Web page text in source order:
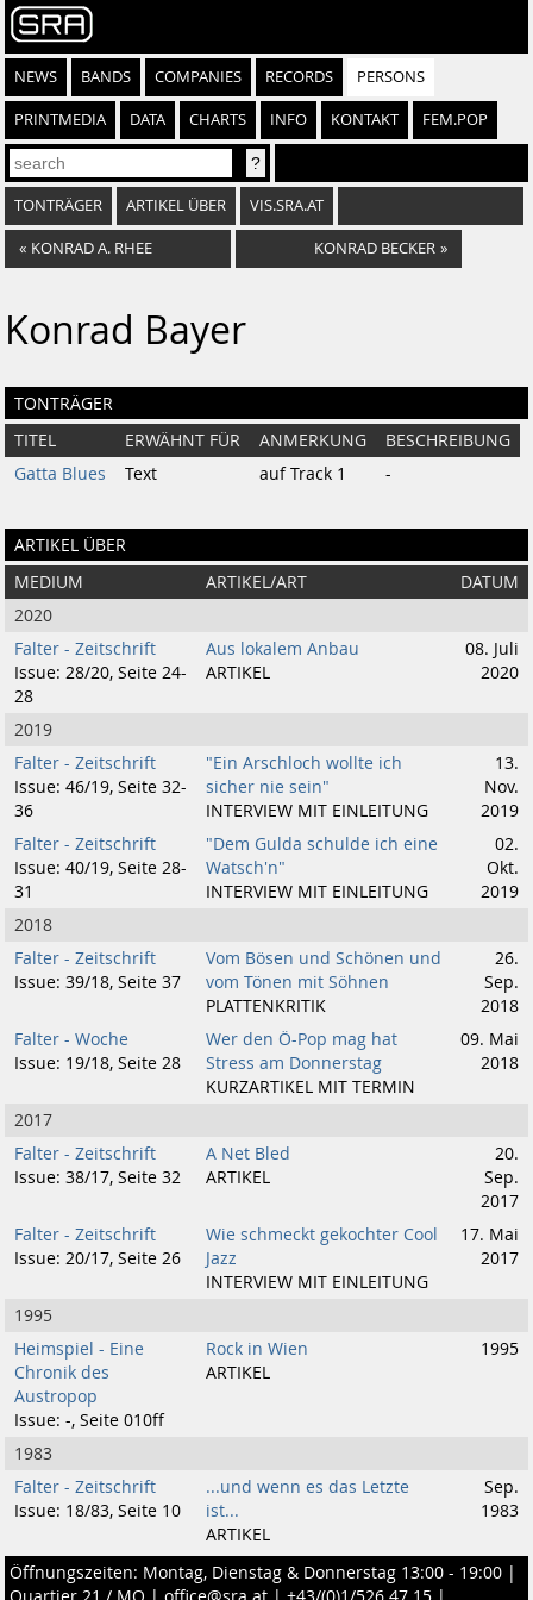
NEWS BANDS COMPANIES RECORDS PERSONS
PRINTMEDIA DATA CHARTS INFO KONTAKT FEM.POP
TONTRÄGER ARTIKEL ÜBER VIS.SRA.AT
« KONRAD A. RHEE KONRAD BECKER »
Konrad Bayer
TONTRÄGER
TITEL ERWÄHNT FÜR ANMERKUNG
BESCHREIBUNG
Gatta Blues
Text auf Track 1 -
ARTIKEL ÜBER
MEDIUM ARTIKEL/ART
DATUM
2020
Falter - Zeitschrift
Issue: 28/20, Seite 24-
28
Aus lokalem Anbau
ARTIKEL
08. Juli
2020
2019
Falter - Zeitschrift
Issue: 46/19, Seite 32-
36
"Ein Arschloch wollte ich
sicher nie sein"
INTERVIEW MIT EINLEITUNG
13.
Nov.
2019
Falter - Zeitschrift
Issue: 40/19, Seite 28-
31
"Dem Gulda schulde ich eine
Watsch'n"
INTERVIEW MIT EINLEITUNG
02.
Okt.
2019
2018
Falter - Zeitschrift
Issue: 39/18, Seite 37
Vom Bösen und Schönen und
vom Tönen mit Söhnen
PLATTENKRITIK
26.
Sep.
2018
Falter - Woche
Issue: 19/18, Seite 28
Wer den Ö-Pop mag hat
Stress am Donnerstag
KURZARTIKEL MIT TERMIN
09. Mai
2018
2017
Falter - Zeitschrift
Issue: 38/17, Seite 32
A Net Bled
ARTIKEL
20.
Sep.
2017
Falter - Zeitschrift
Issue: 20/17, Seite 26
Wie schmeckt gekochter Cool
Jazz
INTERVIEW MIT EINLEITUNG
17. Mai
2017
1995
Heimspiel - Eine
Chronik des
Austropop
Issue: -, Seite 010ff
Rock in Wien
ARTIKEL
1995
1983
Falter - Zeitschrift
Issue: 18/83, Seite 10
...und wenn es das Letzte
ist...
ARTIKEL
Sep.
1983
Öffnungszeiten: Montag, Dienstag & Donnerstag 13:00 - 19:00 |